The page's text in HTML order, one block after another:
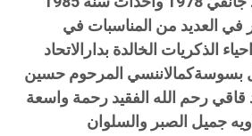
العديد من المناسبات في
الذكريات الخالدة بدارالاتحاد
بسوسةكمالاننسي المرحوم حسين
رحم الله الفقيد رحمة واسعة
جميل الصبر والسلوان